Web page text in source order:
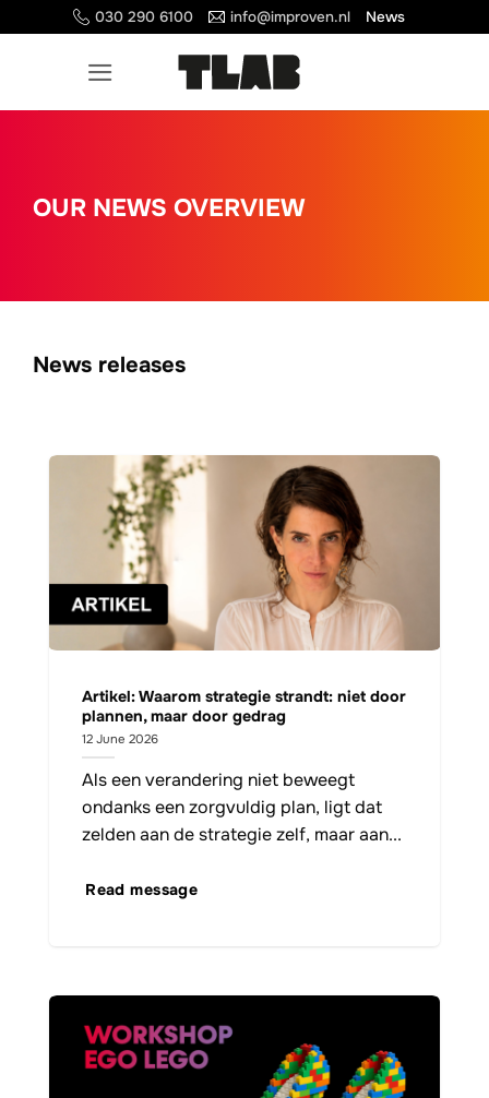
naar
030 290 6100 info@improven.nl News
OUR NEWS OVERVIEW
News releases
Artikel: Waarom strategie strandt: niet door
plannen, maar door gedrag
12 June 2026
Als een verandering niet beweegt
ondanks een zorgvuldig plan, ligt dat
zelden aan de strategie zelf, maar aan...
Read message